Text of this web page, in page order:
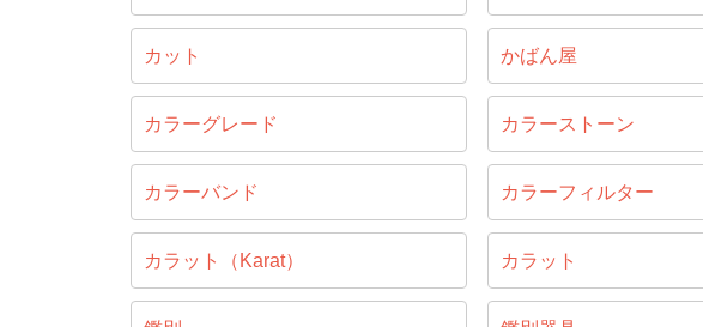
カット かばん屋
カラーグレード カラーストーン
カラーバンド カラーフィルター
カラット（Karat） カラット